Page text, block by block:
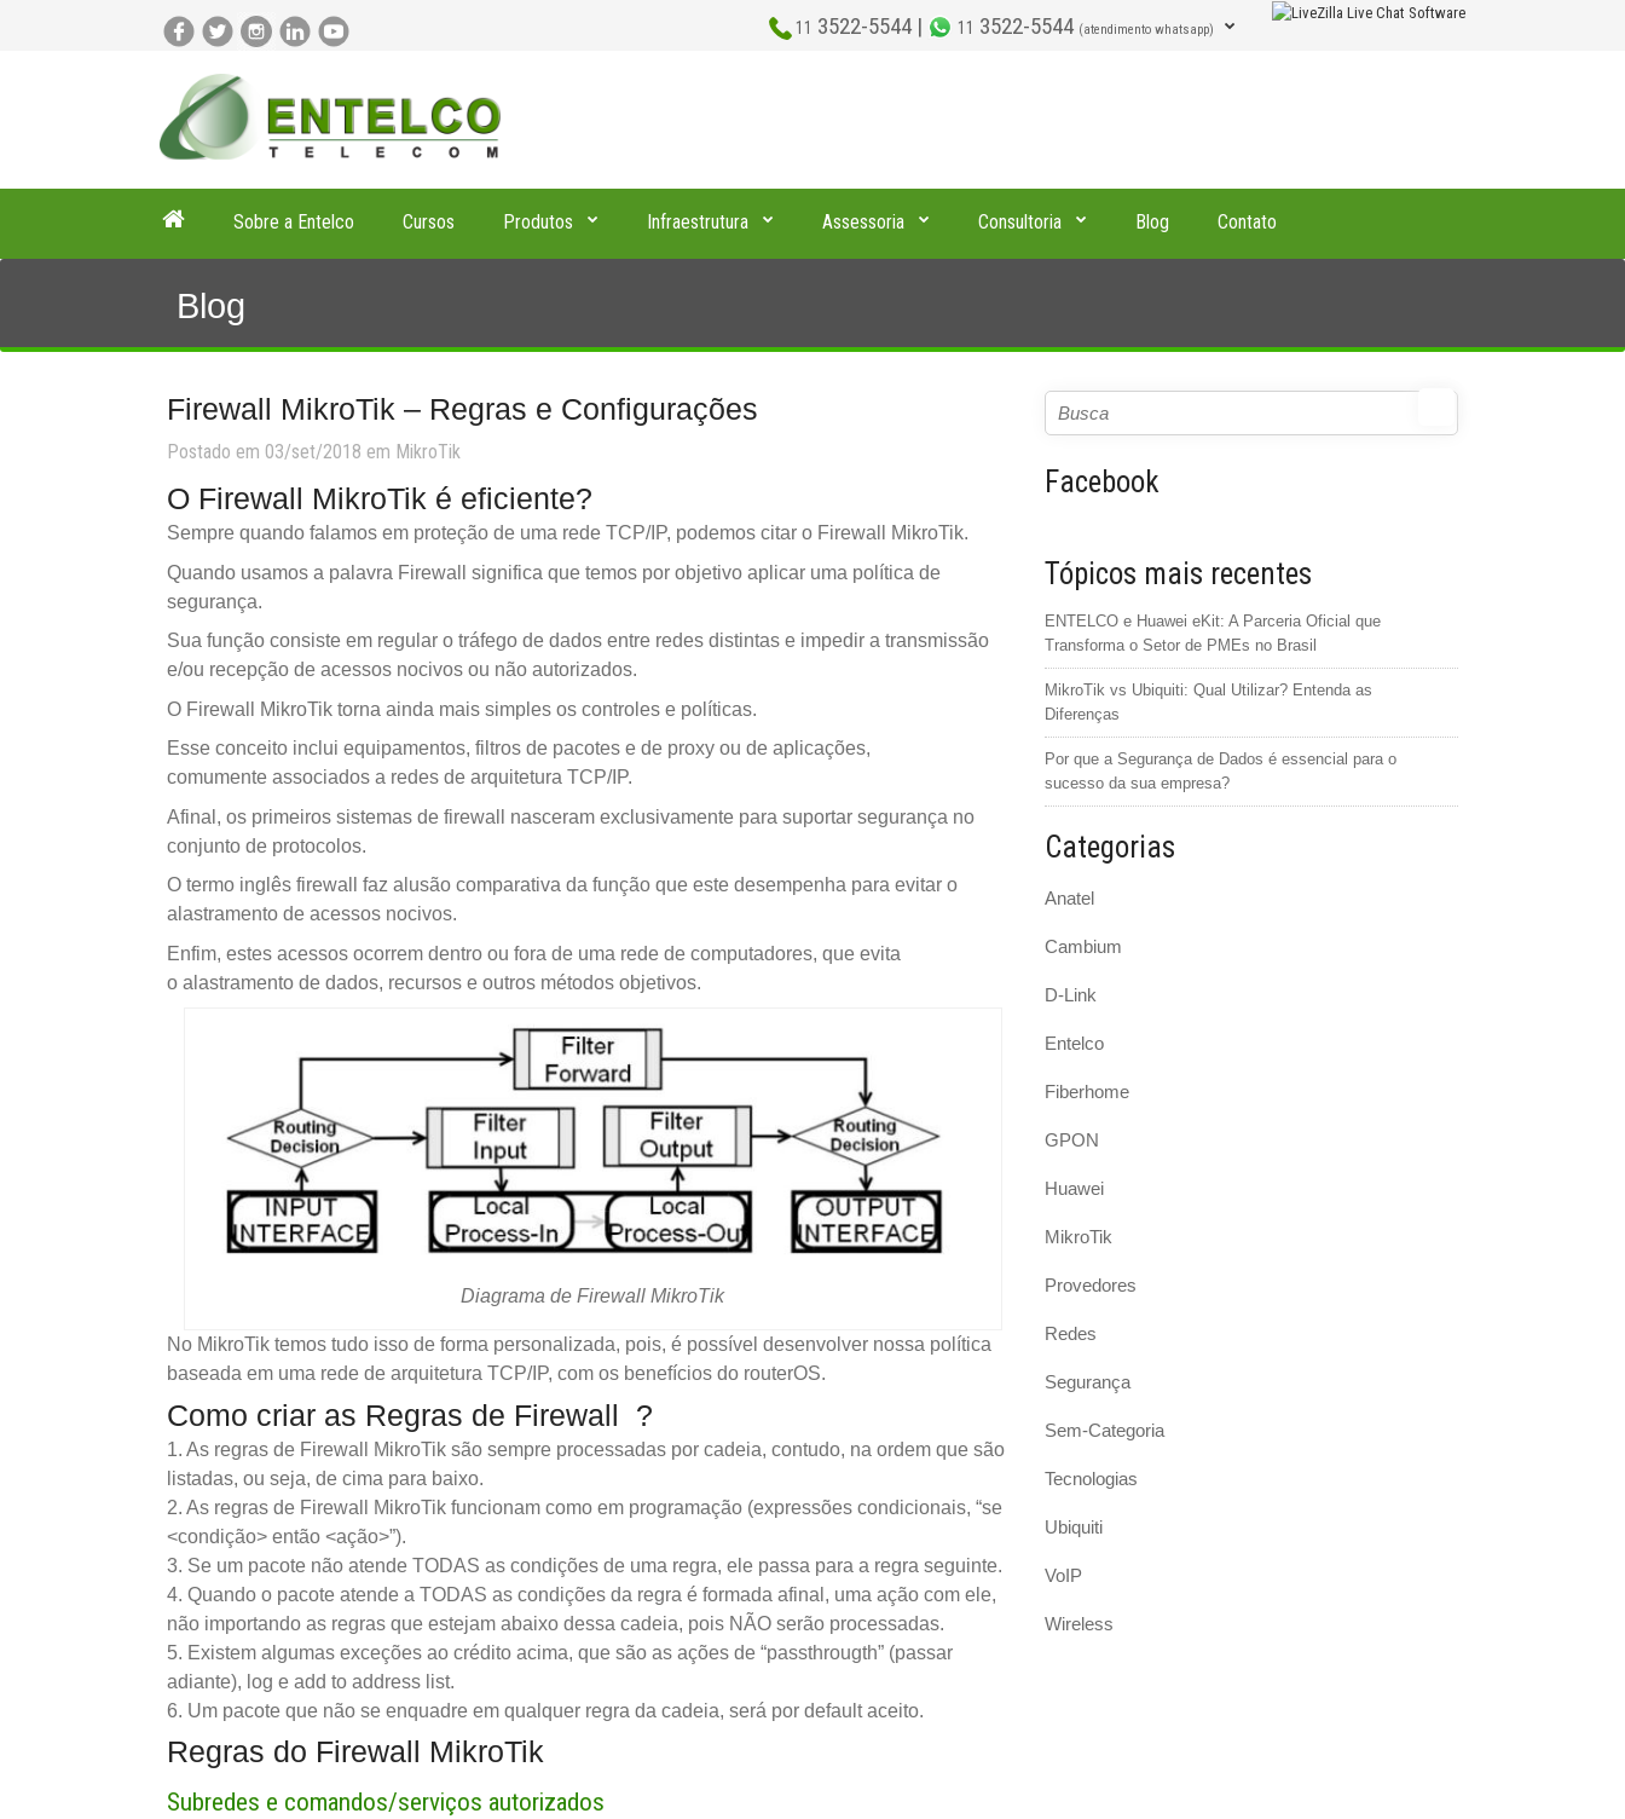
11 3522-5544 | 11 3522-5544 (atendimento whatsapp)
Sobre a Entelco Cursos Produtos Infraestrutura Assessoria Consultoria Blog Contato
Blog
Firewall MikroTik – Regras e Configurações
Postado em 03/set/2018 em MikroTik
O Firewall MikroTik é eficiente?
Sempre quando falamos em proteção de uma rede TCP/IP, podemos citar o Firewall MikroTik.
Quando usamos a palavra Firewall significa que temos por objetivo aplicar uma política de
segurança.
Sua função consiste em regular o tráfego de dados entre redes distintas e impedir a transmissão
e/ou recepção de acessos nocivos ou não autorizados.
O Firewall MikroTik torna ainda mais simples os controles e políticas.
Esse conceito inclui equipamentos, filtros de pacotes e de proxy ou de aplicações,
comumente associados a redes de arquitetura TCP/IP.
Afinal, os primeiros sistemas de firewall nasceram exclusivamente para suportar segurança no
conjunto de protocolos.
O termo inglês firewall faz alusão comparativa da função que este desempenha para evitar o
alastramento de acessos nocivos.
Enfim, estes acessos ocorrem dentro ou fora de uma rede de computadores, que evita
o alastramento de dados, recursos e outros métodos objetivos.
Diagrama de Firewall MikroTik
No MikroTik temos tudo isso de forma personalizada, pois, é possível desenvolver nossa política
baseada em uma rede de arquitetura TCP/IP, com os benefícios do routerOS.
Como criar as Regras de Firewall ?
1. As regras de Firewall MikroTik são sempre processadas por cadeia, contudo, na ordem que são
listadas, ou seja, de cima para baixo.
2. As regras de Firewall MikroTik funcionam como em programação (expressões condicionais, “se
<condição> então <ação>”).
3. Se um pacote não atende TODAS as condições de uma regra, ele passa para a regra seguinte.
4. Quando o pacote atende a TODAS as condições da regra é formada afinal, uma ação com ele,
não importando as regras que estejam abaixo dessa cadeia, pois NÃO serão processadas.
5. Existem algumas exceções ao crédito acima, que são as ações de “passthrougth” (passar
adiante), log e add to address list.
6. Um pacote que não se enquadre em qualquer regra da cadeia, será por default aceito.
Regras do Firewall MikroTik
Subredes e comandos/serviços autorizados
Facebook
Tópicos mais recentes
ENTELCO e Huawei eKit: A Parceria Oficial que
Transforma o Setor de PMEs no Brasil
MikroTik vs Ubiquiti: Qual Utilizar? Entenda as
Diferenças
Por que a Segurança de Dados é essencial para o
sucesso da sua empresa?
Categorias
Anatel
Cambium
D-Link
Entelco
Fiberhome
GPON
Huawei
MikroTik
Provedores
Redes
Segurança
Sem-Categoria
Tecnologias
Ubiquiti
VoIP
Wireless